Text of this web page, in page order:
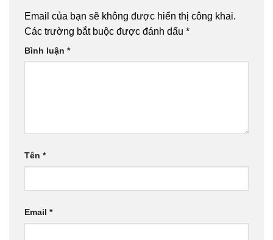
Email của bạn sẽ không được hiển thị công khai.
Các trường bắt buộc được đánh dấu *
Bình luận *
Tên *
Email *